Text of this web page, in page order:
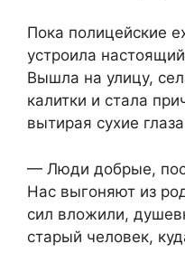
Пока полицейские
устроила
Вышла на улицу,
калитки и стала
вытирая сухие
— Люди добрые,
Нас выгоняют из
сил вложили,
старый человек,